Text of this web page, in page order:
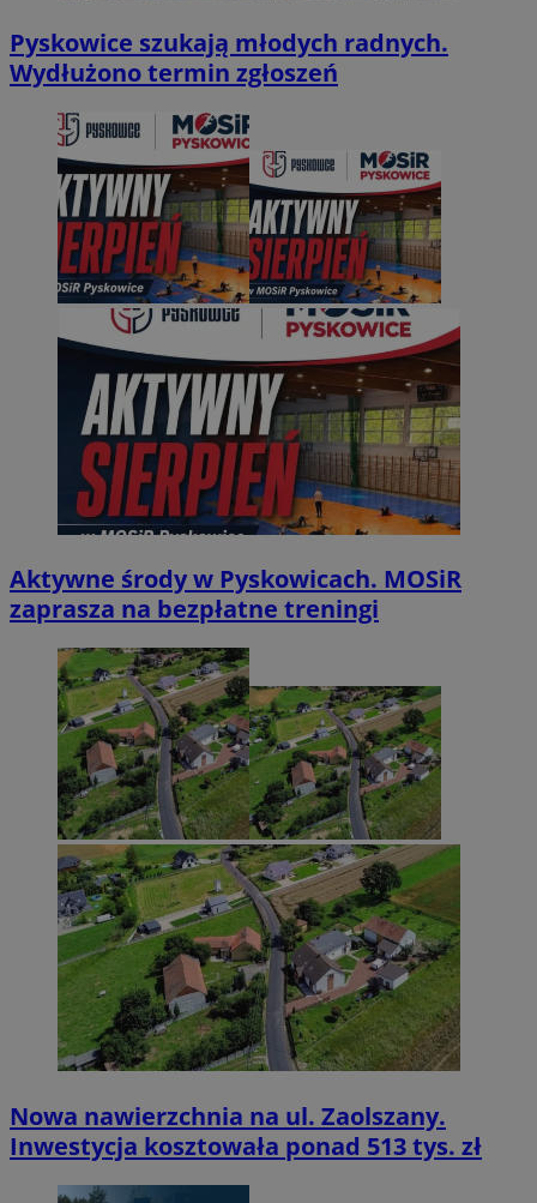
Pyskowice szukają młodych radnych.
Wydłużono termin zgłoszeń
Aktywne środy w Pyskowicach. MOSiR
zaprasza na bezpłatne treningi
Nowa nawierzchnia na ul. Zaolszany.
Inwestycja kosztowała ponad 513 tys. zł